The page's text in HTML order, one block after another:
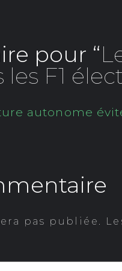
pour “
F1
autonome
pas publiée.